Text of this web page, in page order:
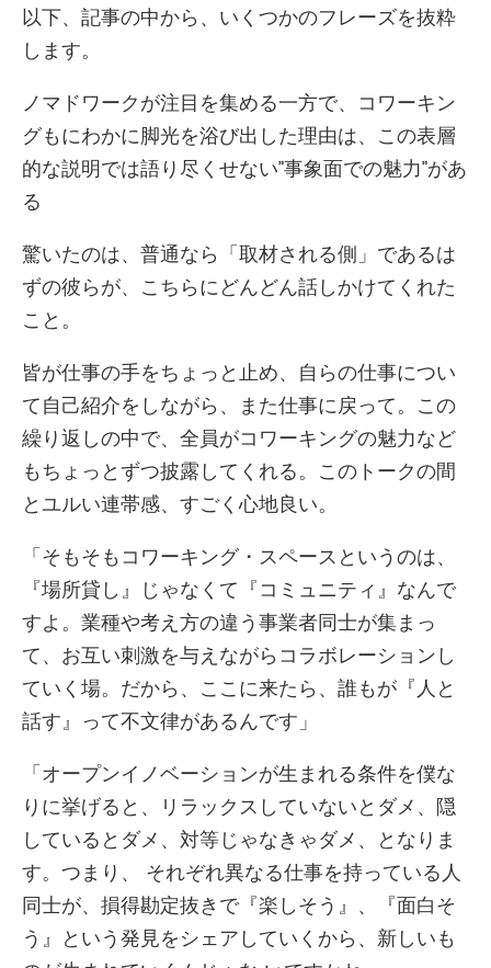
以下、記事の中から、いくつかのフレーズを抜粋
します。
ノマドワークが注目を集める一方で、コワーキン
グもにわかに脚光を浴び出した理由は、この表層
的な説明では語り尽くせない”事象面での魅力”があ
る
驚いたのは、普通なら「取材される側」であるは
ずの彼らが、こちらにどんどん話しかけてくれた
こと。
皆が仕事の手をちょっと止め、自らの仕事につい
て自己紹介をしながら、また仕事に戻って。この
繰り返しの中で、全員がコワーキングの魅力など
もちょっとずつ披露してくれる。このトークの間
とユルい連帯感、すごく心地良い。
「そもそもコワーキング・スペースというのは、
『場所貸し』じゃなくて『コミュニティ』なんで
すよ。業種や考え方の違う事業者同士が集まっ
て、お互い刺激を与えながらコラボレーションし
ていく場。だから、ここに来たら、誰もが『人と
話す』って不文律があるんです」
「オープンイノベーションが生まれる条件を僕な
りに挙げると、リラックスしていないとダメ、隠
しているとダメ、対等じゃなきゃダメ、となりま
す。つまり、 それぞれ異なる仕事を持っている人
同士が、損得勘定抜きで『楽しそう』、『面白そ
う』という発見をシェアしていくから、新しいも